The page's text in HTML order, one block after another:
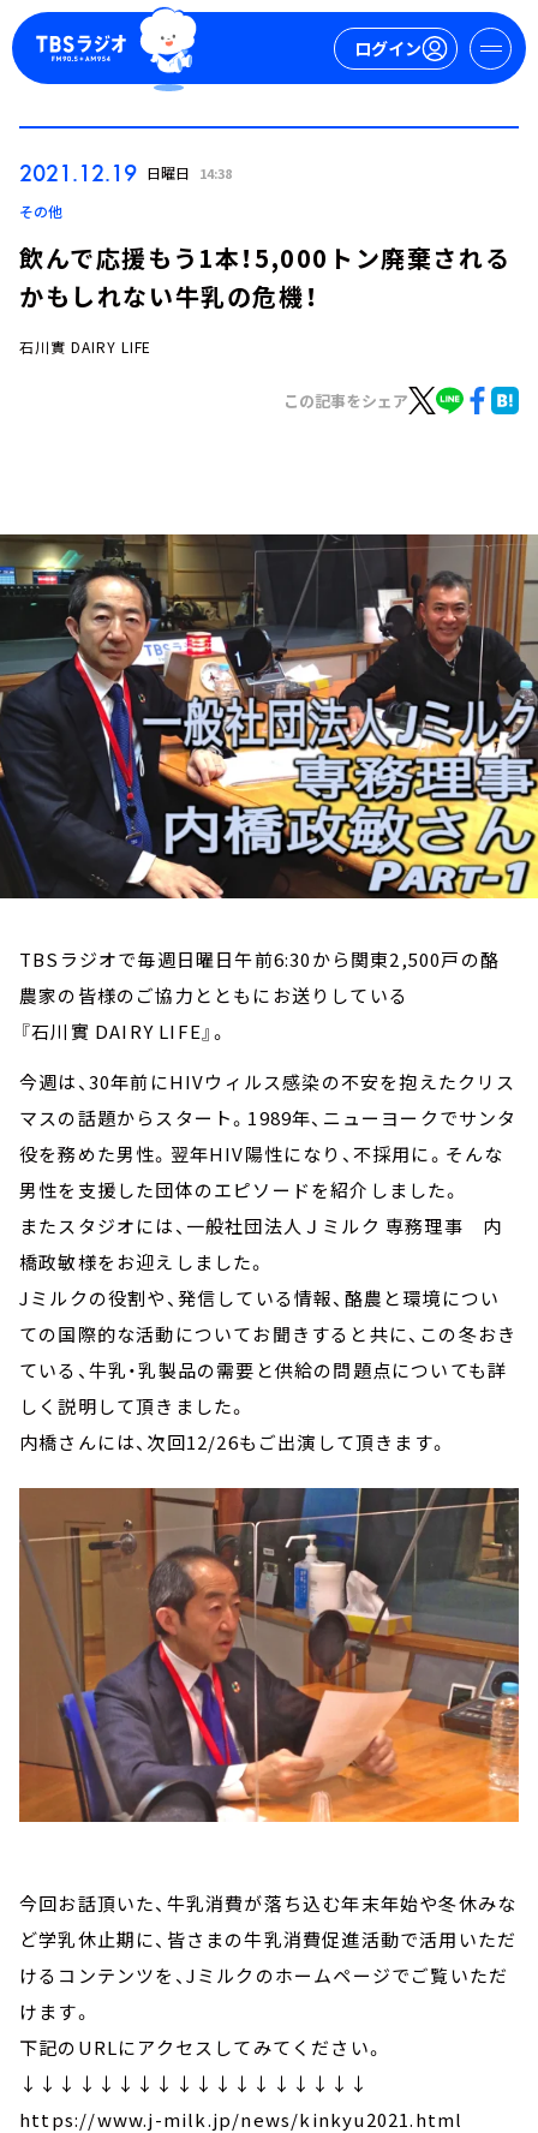
ログイン
お知らせ
イベント・グッズ
YouTube
会社情報
2021.12.19 日曜日 14:38
その他
飲んで応援もう1本！5,000トン廃棄される
かもしれない牛乳の危機！
石川實 DAIRY LIFE
この記事をシェア
TBSラジオで毎週日曜日午前6:30から関東2,500戸の酪
農家の皆様のご協力とともにお送りしている
『石川實 DAIRY LIFE』。
今週は、30年前にHIVウィルス感染の不安を抱えたクリス
マスの話題からスタート。1989年、ニューヨークでサンタ
役を務めた男性。翌年HIV陽性になり、不採用に。そんな
男性を支援した団体のエピソードを紹介しました。
またスタジオには、一般社団法人Ｊミルク 専務理事 内
橋政敏様をお迎えしました。
Jミルクの役割や、発信している情報、酪農と環境につい
ての国際的な活動についてお聞きすると共に、この冬おき
ている、牛乳・乳製品の需要と供給の問題点についても詳
しく説明して頂きました。
内橋さんには、次回12/26もご出演して頂きます。
今回お話頂いた、牛乳消費が落ち込む年末年始や冬休みな
ど学乳休止期に、皆さまの牛乳消費促進活動で活用いただ
けるコンテンツを、Jミルクのホームページでご覧いただ
けます。
下記のURLにアクセスしてみてください。
↓↓↓↓↓↓↓↓↓↓↓↓↓↓↓↓↓↓
https://www.j-milk.jp/news/kinkyu2021.html